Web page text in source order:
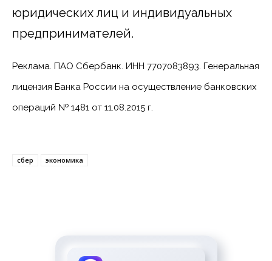
юридических лиц и индивидуальных
предпринимателей.
Реклама. ПАО Сбербанк. ИНН 7707083893. Генеральная
лицензия Банка России на осуществление банковских
операций № 1481 от 11.08.2015 г.
сбер экономика